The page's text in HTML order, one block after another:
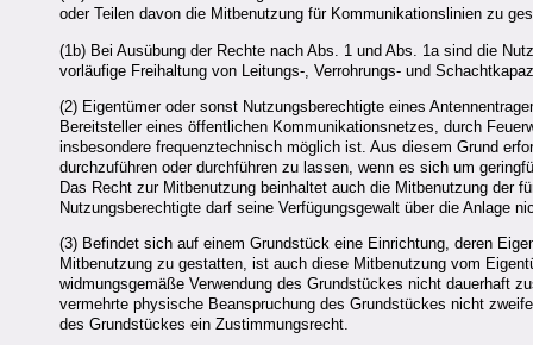
oder Teilen davon die Mitbenutzung für Kommunikationslinien zu
(1b) Bei Ausübung der Rechte nach Abs. 1 und Abs. 1a sind die
vorläufige Freihaltung von Leitungs-, Verrohrungs- und
(2) Eigentümer oder sonst Nutzungsberechtigte eines
Bereitsteller eines öffentlichen Kommunikationsnetzes, durch
insbesondere frequenztechnisch möglich ist. Aus diesem Grund
durchzuführen oder durchführen zu lassen, wenn es sich um
Das Recht zur Mitbenutzung beinhaltet auch die Mitbenutzung der
Nutzungsberechtigte darf seine Verfügungsgewalt über die Anlage
(3) Befindet sich auf einem Grundstück eine Einrichtung, deren
Mitbenutzung zu gestatten, ist auch diese Mitbenutzung vom
widmungsgemäße Verwendung des Grundstückes nicht dauerhaft
vermehrte physische Beanspruchung des Grundstückes nicht
des Grundstückes ein Zustimmungsrecht.